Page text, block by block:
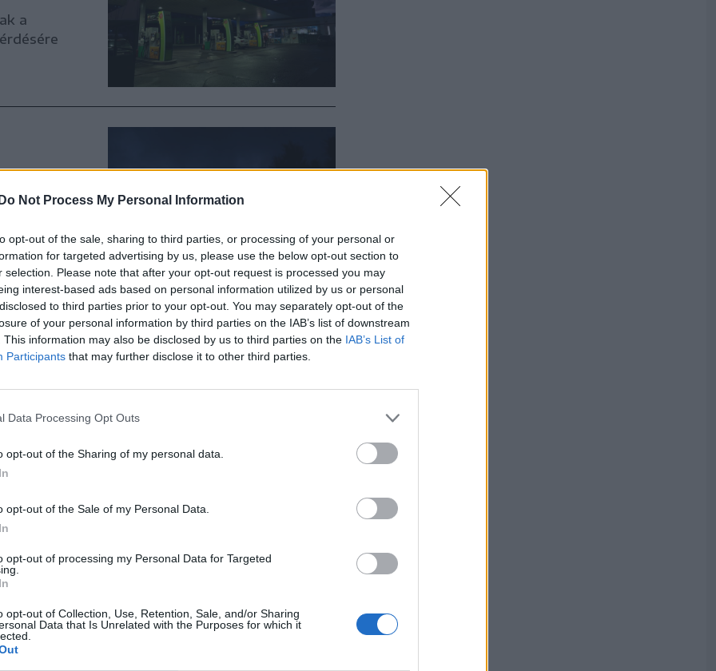
Do Not Process My Personal Information
opt-out of the sale, sharing to third parties, or processing of your personal or
for targeted advertising by us, please use the below opt-out section to
selection. Please note that after your opt-out request is processed you may
interest-based ads based on personal information utilized by us or personal
to third parties prior to your opt-out. You may separately opt-out of the
of your personal information by third parties on the IAB’s list of downstream
This information may also be disclosed by us to third parties on the IAB’s List of
Participants that may further disclose it to other third parties.
Data Processing Opt Outs
opt-out of the Sharing of my personal data.
opt-out of the Sale of my Personal Data.
opt-out of processing my Personal Data for Targeted
opt-out of Collection, Use, Retention, Sale, and/or Sharing
Data that Is Unrelated with the Purposes for which it
a
érdekelt –
orosz
az
poliol